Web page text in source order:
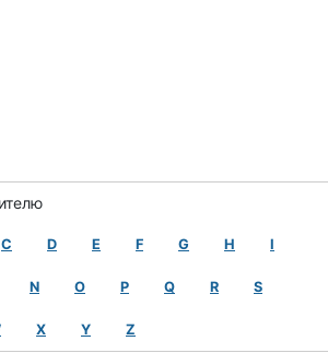
C D E F G H I
N O P Q R S
X Y Z